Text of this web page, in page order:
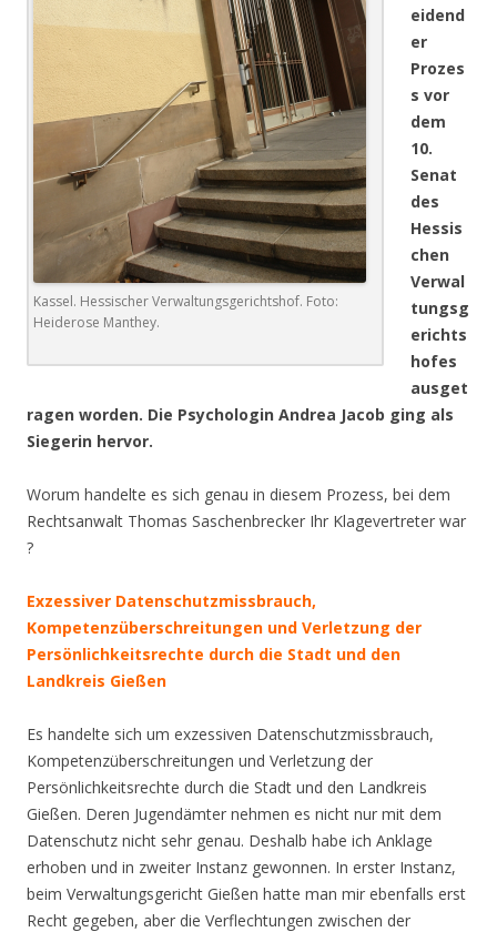
Kassel. Hessischer Verwaltungsgerichtshof. Foto:
Heiderose Manthey.
eidend
er
Prozes
s vor
dem
10.
Senat
des
Hessis
chen
Verwal
tungsg
erichts
hofes
ausget
ragen worden. Die Psychologin Andrea Jacob ging als
Siegerin hervor.
Worum handelte es sich genau in diesem Prozess, bei dem
Rechtsanwalt Thomas Saschenbrecker Ihr Klagevertreter war
?
Exzessiver Datenschutzmissbrauch,
Kompetenzüberschreitungen und Verletzung der
Persönlichkeitsrechte durch die Stadt und den
Landkreis Gießen
Es handelte sich um exzessiven Datenschutzmissbrauch,
Kompetenzüberschreitungen und Verletzung der
Persönlichkeitsrechte durch die Stadt und den Landkreis
Gießen. Deren Jugendämter nehmen es nicht nur mit dem
Datenschutz nicht sehr genau. Deshalb habe ich Anklage
erhoben und in zweiter Instanz gewonnen. In erster Instanz,
beim Verwaltungsgericht Gießen hatte man mir ebenfalls erst
Recht gegeben, aber die Verflechtungen zwischen der